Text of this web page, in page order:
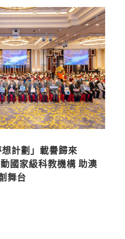
計劃」載譽歸來
國家級科教機構 助澳
舞台